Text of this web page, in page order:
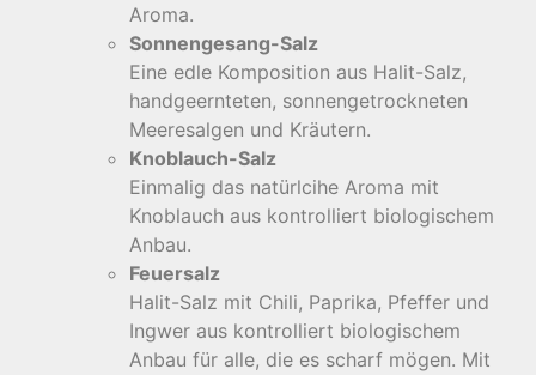
Aroma.
Sonnengesang-Salz
Eine edle Komposition aus Halit-Salz,
handgeernteten, sonnengetrockneten
Meeresalgen und Kräutern.
Knoblauch-Salz
Einmalig das natürlcihe Aroma mit
Knoblauch aus kontrolliert biologischem
Anbau.
Feuersalz
Halit-Salz mit Chili, Paprika, Pfeffer und
Ingwer aus kontrolliert biologischem
Anbau für alle, die es scharf mögen. Mit